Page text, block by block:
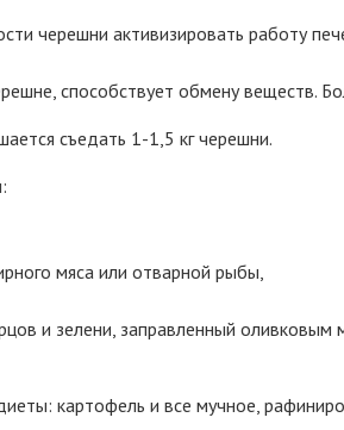
черешни активизировать работу
способствует обмену веществ.
съедать 1-1,5 кг черешни.
мяса или отварной рыбы,
и зелени, заправленный оливковым
картофель и все мучное,